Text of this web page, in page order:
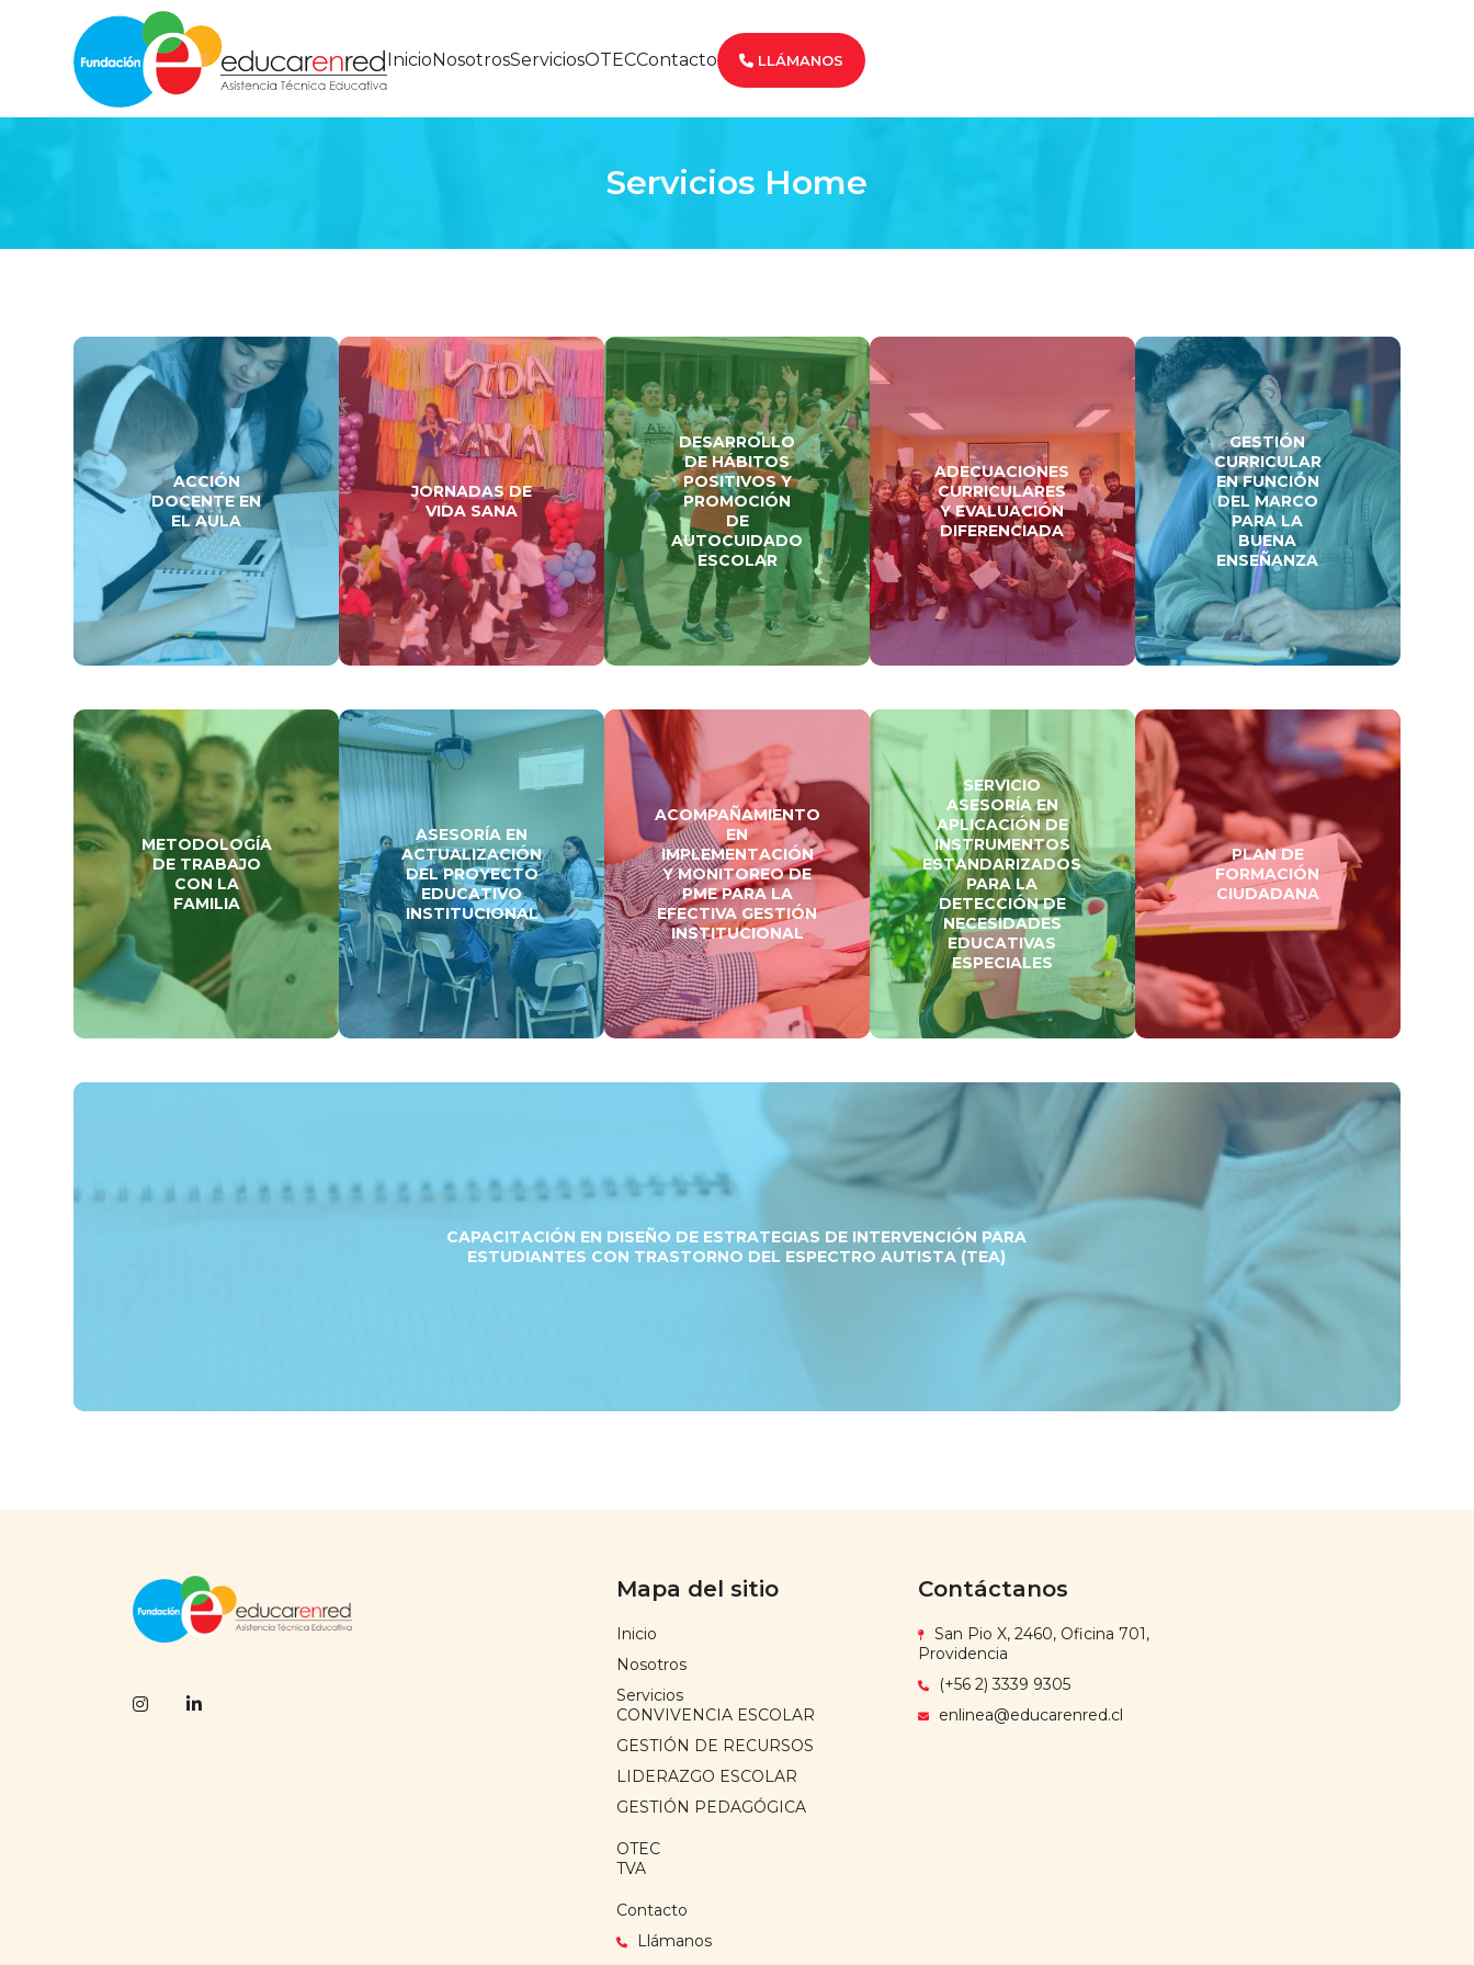
InicioNosotrosServiciosOTECContacto LLÁMANOS
Servicios Home
ACCIÓN
DOCENTE EN
EL AULA
JORNADAS DE
VIDA SANA
DESARROLLO
DE HÁBITOS
POSITIVOS Y
PROMOCIÓN
DE
AUTOCUIDADO
ESCOLAR
ADECUACIONES
CURRICULARES
Y EVALUACIÓN
DIFERENCIADA
GESTIÓN
CURRICULAR
EN FUNCIÓN
DEL MARCO
PARA LA
BUENA
ENSEÑANZA
METODOLOGÍA
DE TRABAJO
CON LA
FAMILIA
ASESORÍA EN
ACTUALIZACIÓN
DEL PROYECTO
EDUCATIVO
INSTITUCIONAL
ACOMPAÑAMIENTO
EN
IMPLEMENTACIÓN
Y MONITOREO DE
PME PARA LA
EFECTIVA GESTIÓN
INSTITUCIONAL
SERVICIO
ASESORÍA EN
APLICACIÓN DE
INSTRUMENTOS
ESTANDARIZADOS
PARA LA
DETECCIÓN DE
NECESIDADES
EDUCATIVAS
ESPECIALES
PLAN DE
FORMACIÓN
CIUDADANA
CAPACITACIÓN EN DISEÑO DE ESTRATEGIAS DE INTERVENCIÓN PARA
ESTUDIANTES CON TRASTORNO DEL ESPECTRO AUTISTA (TEA)
Mapa del sitio
Inicio
Nosotros
Servicios
CONVIVENCIA ESCOLAR
GESTIÓN DE RECURSOS
LIDERAZGO ESCOLAR
GESTIÓN PEDAGÓGICA
OTEC
TVA
Contacto
Llámanos
Contáctanos
San Pio X, 2460, Oficina 701,
Providencia
(+56 2) 3339 9305
enlinea@educarenred.cl